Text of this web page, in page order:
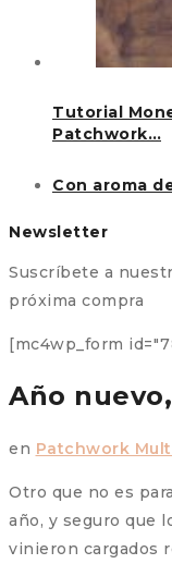
Tutorial
Patchwork…
Con aroma
Newsletter
Suscríbete a
próxima compra
[mc4wp_form
Año
en Patchwork
Otro que no es
año, y seguro que
vinieron cargados